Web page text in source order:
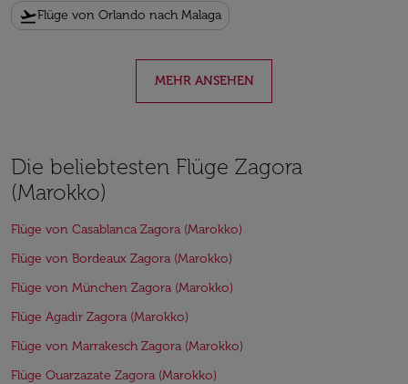
flight_takeoffFlüge von Orlando nach Malaga
MEHR ANSEHEN
Die beliebtesten Flüge Zagora
(Marokko)
Flüge von Casablanca Zagora (Marokko)
Flüge von Bordeaux Zagora (Marokko)
Flüge von München Zagora (Marokko)
Flüge Agadir Zagora (Marokko)
Flüge von Marrakesch Zagora (Marokko)
Flüge Ouarzazate Zagora (Marokko)